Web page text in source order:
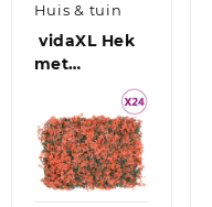
Huis & tuin
vidaXL Hek
met
kunstesdoornblad 24
st 40×60 cm
lichtrood
Quick
View